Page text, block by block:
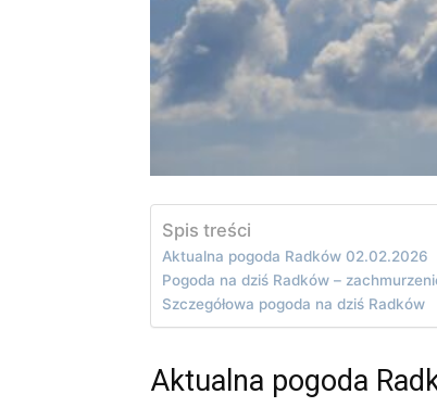
Spis treści
Aktualna pogoda Radków 02.02.2026
Pogoda na dziś Radków –
Szczegółowa pogoda na dziś Radków
Aktualna pogoda